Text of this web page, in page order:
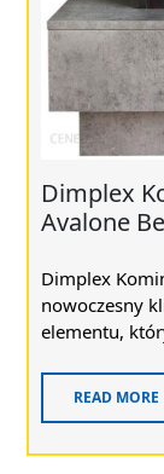
Dimplex
Avalone
Dimplex
nowoczesny
elementu,
READ MORE